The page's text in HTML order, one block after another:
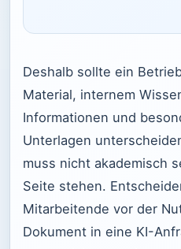
Deshalb sollte ein
Material, internem
Informationen und
Unterlagen
muss nicht akademisch
Seite stehen.
Mitarbeitende vor der
Dokument in eine KI-